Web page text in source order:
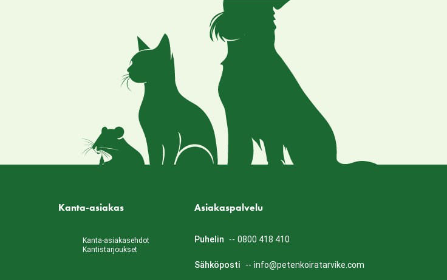
Kanta-asiakas
Kanta-asiakasehdot
Kantistarjoukset
Asiakaspalvelu
Puhelin -- 0800 418 410
Sähköposti -- info@petenkoiratarvike.com